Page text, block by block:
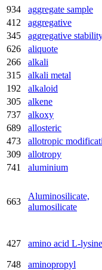
934 aggregate sample
412
aggregative
345
aggregative
626
aliquote
266
alkali
315
alkali metal
192
alkaloid
305
alkene
737
alkoxy
689
allosteric
473
allotropic
309
allotropy
741
aluminium
663
Aluminosilicate,
alumosilicate
427 amino acid L-lysine
748 aminopropyl